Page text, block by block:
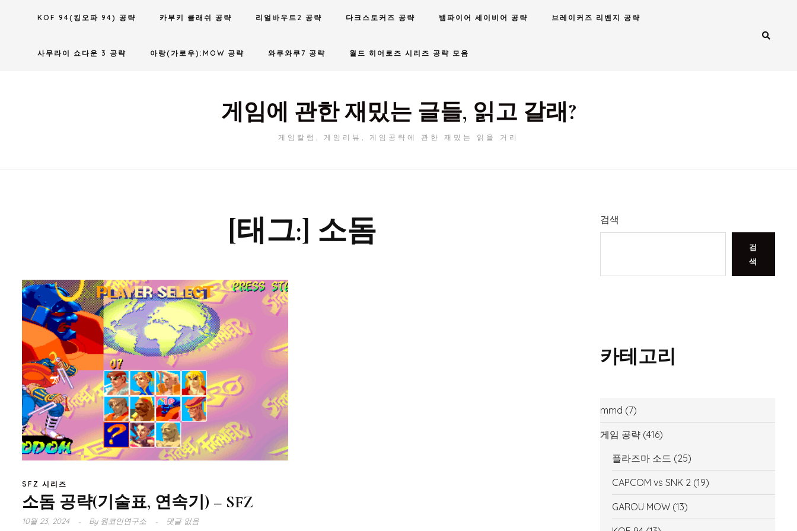
KOF 94(킹오파 94) 공략 카부키 클래쉬 공략 리얼바우트2 공략 다크스토커즈 공략 뱀파이어 세이비어 공략 브레이커즈 리벤지 공략
사무라이 쇼다운 3 공략 아랑(가로우):MOW 공략 와쿠와쿠7 공략 월드 히어로즈 시리즈 공략 모음
게임에 관한 재밌는 글들, 읽고 갈래?
게임칼럼, 게임리뷰, 게임공략에 관한 재밌는 읽을 거리
[태그:] 소돔
SFZ 시리즈
소돔 공략(기술표, 연속기) – SFZ
10월 23, 2024 By원코인연구소 댓글 없음
검색
검
색
카테고리
mmd (7)
게임 공략 (416)
플라즈마 소드 (25)
CAPCOM vs SNK 2 (19)
GAROU MOW (13)